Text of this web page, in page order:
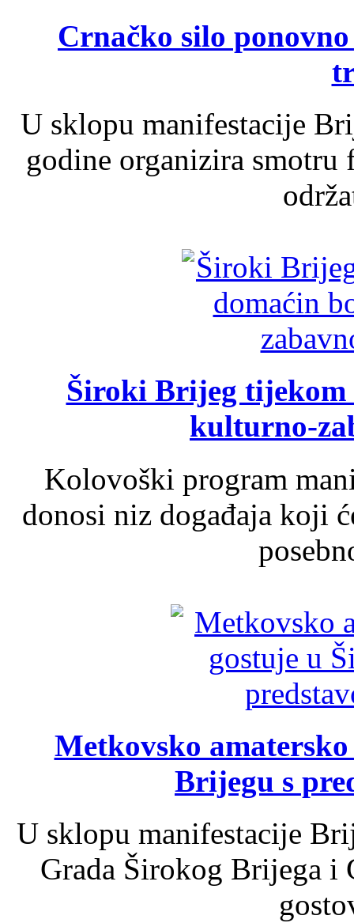
Crnačko silo
U sklopu manifestacije
godine organizira
Široki Brijeg tijekom
kulturno-
Kolovoški program
donosi niz događaja koji
Metkovsko
Brijegu s
U sklopu manifestacije
Grada Širokog Brijega